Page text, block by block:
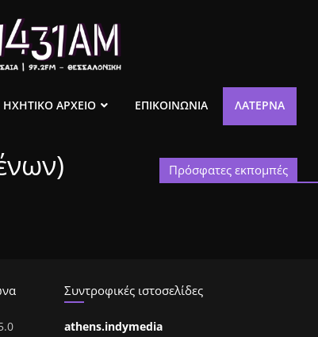
ΗΧΗΤΙΚΟ ΑΡΧΕΙΟ ΕΠΙΚΟΙΝΩΝΙΑ ΛΑΤΈΡΝΑ
Πρόσφατες εκπομπές
Συντροφικές ιστοσελίδες
athens.indymedia